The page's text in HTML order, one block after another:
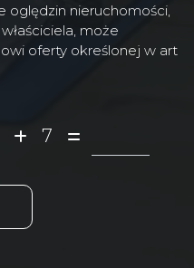
oględzin nieruchomości,
może
oferty określonej w art
7